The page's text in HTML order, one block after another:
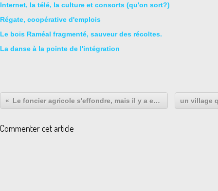
Internet, la télé, la culture et consorts (qu'on sort?)
Régate, coopérative d'emplois
Le bois Raméal fragmenté, sauveur des récoltes.
La danse à la pointe de l'intégration
Le foncier agricole s'effondre, mais il y a encore des solutions
Commenter cet article